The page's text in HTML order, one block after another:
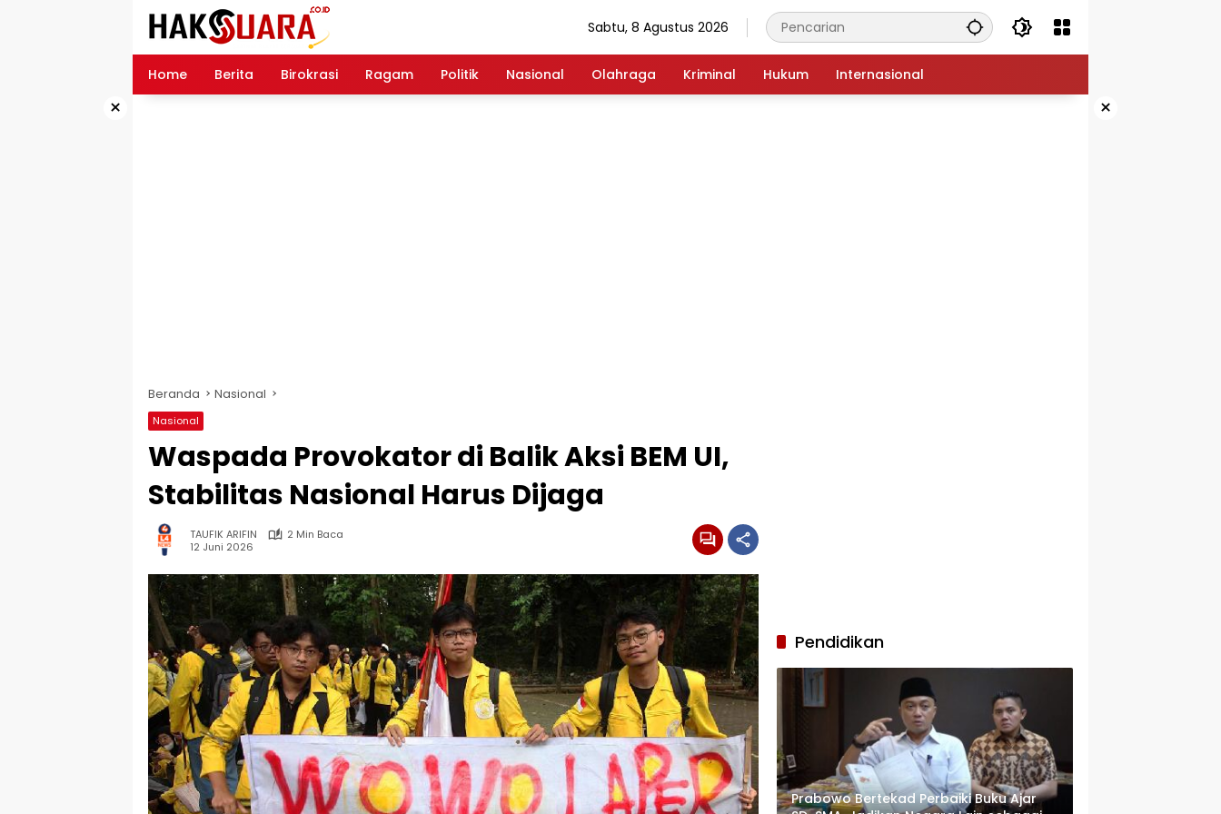
Sabtu, 8 Agustus 2026
Home Berita Birokrasi Ragam Politik Nasional Olahraga Kriminal Hukum Internasional
× ×
Beranda Nasional
Nasional
Waspada Provokator di Balik Aksi BEM UI,
Stabilitas Nasional Harus Dijaga
TAUFIK ARIFIN
2 Min Baca
12 Juni 2026
Pendidikan
Prabowo Bertekad Perbaiki Buku Ajar